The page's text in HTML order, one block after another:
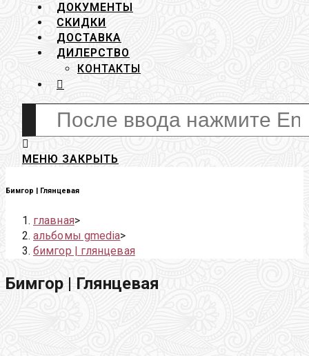
ДОКУМЕНТЫ
СКИДКИ
ДОСТАВКА
ДИЛЕРСТВО
КОНТАКТЫ
ПЕРЕКЛЮЧИТЬ
ПО
ВЕБ-
сайте
МЕНЮ ЗАКРЫТЬ
Бимгор | Глянцевая
главная>
альбомы gmedia>
бимгор | глянцевая
Бимгор | Глянцевая